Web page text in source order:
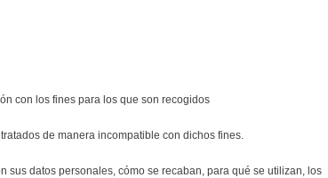
con los fines para los que son recogidos
de manera incompatible con dichos fines.
sus datos personales, cómo se recaban, para qué se utilizan, los